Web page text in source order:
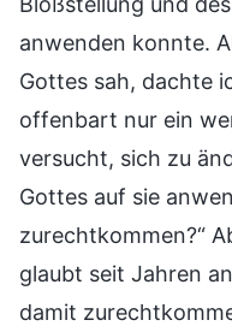
anwenden konnte.
Gottes sah, dachte
offenbart nur ein
versucht, sich zu
Gottes auf sie
zurechtkommen?“
glaubt seit Jahren
damit